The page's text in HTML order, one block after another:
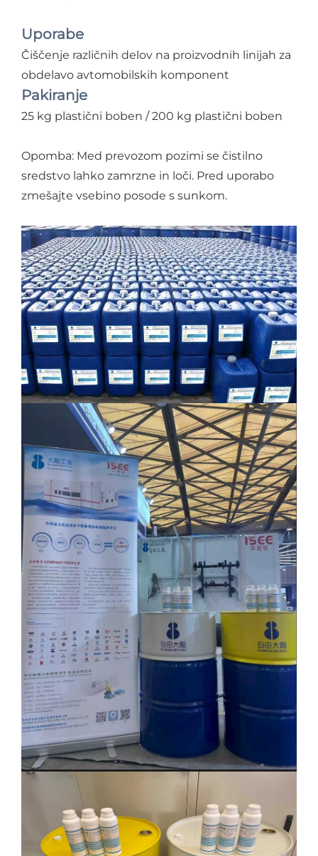
Uporabe
Čiščenje različnih delov na proizvodnih linijah za
obdelavo avtomobilskih komponent
Pakiranje
25 kg plastični boben / 200 kg plastični boben
Opomba: Med prevozom pozimi se čistilno
sredstvo lahko zamrzne in loči. Pred uporabo
zmešajte vsebino posode s sunkom.